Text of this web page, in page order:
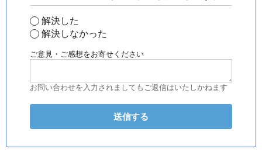
解決した
解決しなかった
ご意見・ご感想をお寄せください
お問い合わせを入力されましてもご返信はいたしかねます